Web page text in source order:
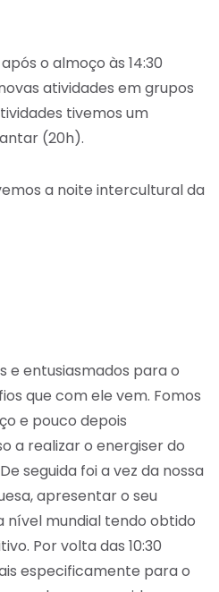
o almoço às 14:30
atividades em grupos
tivemos um
(20h).
a noite intercultural da
e entusiasmados para o
que com ele vem. Fomos
e pouco depois
a realizar o energiser do
seguida foi a vez da nossa
apresentar o seu
mundial tendo obtido
Por volta das 10:30
especificamente para o